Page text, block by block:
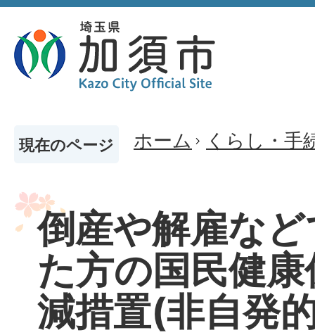
現在のページ ホーム くらし・手
倒産や解雇な
た方の国民健
減措置(非自発